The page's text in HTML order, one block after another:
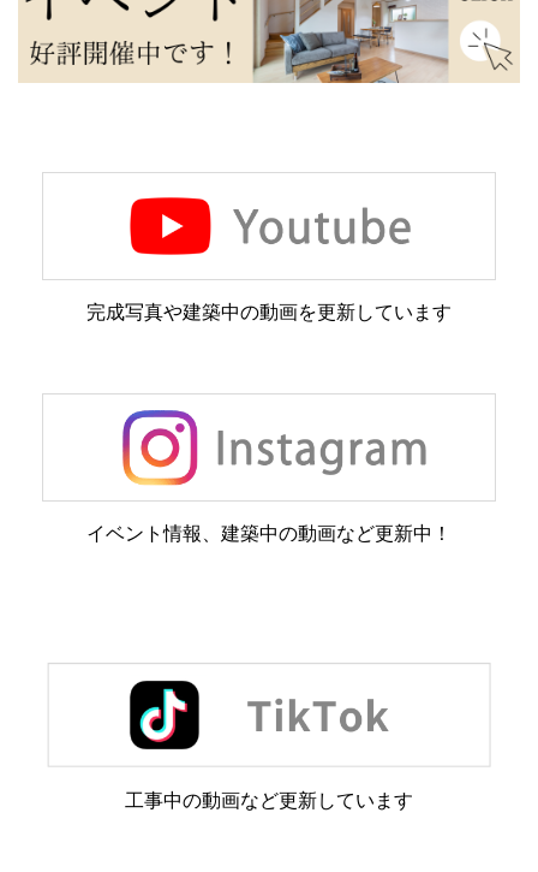
完成写真や建築中の動画を更新しています
イベント情報、建築中の動画など更新中！
工事中の動画など更新しています